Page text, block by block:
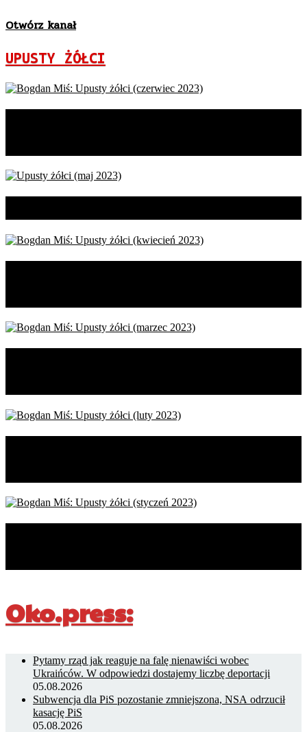
Otwórz kanał
UPUSTY ŻÓŁCI
Oko.press:
Pytamy rząd jak reaguje na falę nienawiści wobec
Ukraińców. W odpowiedzi dostajemy liczbę deportacji
05.08.2026
Subwencja dla PiS pozostanie zmniejszona, NSA odrzucił
kasację PiS
05.08.2026